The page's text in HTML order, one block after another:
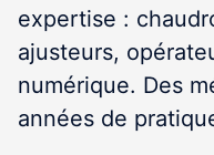
expertise :
ajusteurs,
numérique. Des
années de